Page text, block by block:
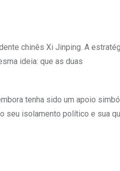
chinês Xi Jinping. A
ideia: que as duas
tenha sido um apoio
seu isolamento político e sua